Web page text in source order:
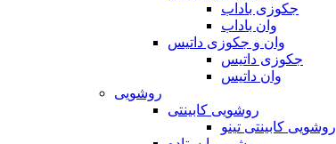
جکوزی باداب
وان باداب
وان و جکوزی داتیس
جکوزی داتیس
وان داتیس
روشویی
روشویی کابینتی
روشویی کابینتی تینو